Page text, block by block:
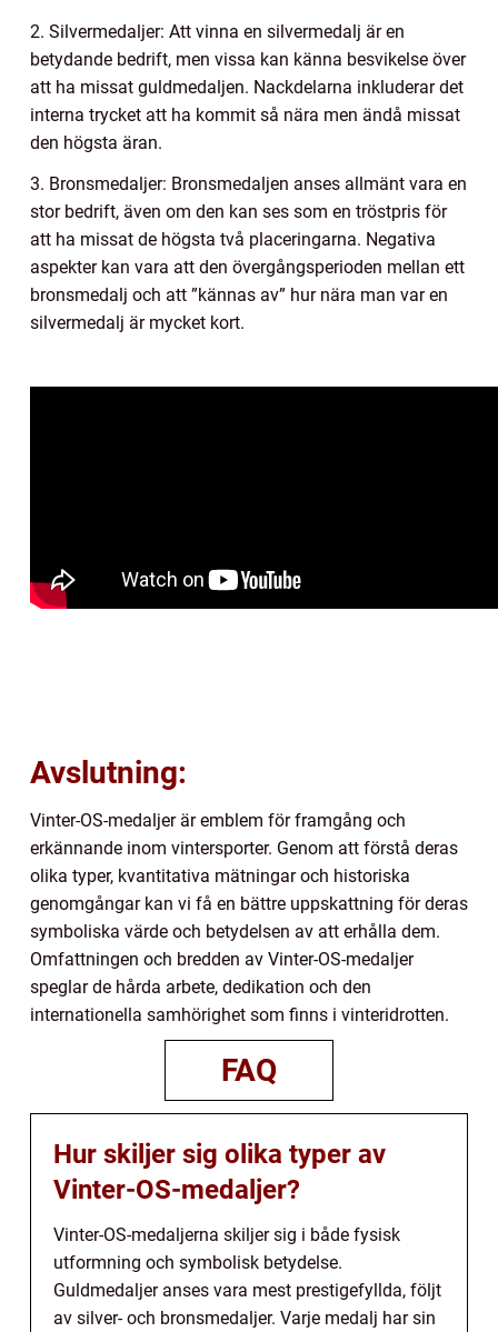
2. Silvermedaljer: Att vinna en silvermedalj är en
betydande bedrift, men vissa kan känna besvikelse över
att ha missat guldmedaljen. Nackdelarna inkluderar det
interna trycket att ha kommit så nära men ändå missat
den högsta äran.
3. Bronsmedaljer: Bronsmedaljen anses allmänt vara en
stor bedrift, även om den kan ses som en tröstpris för
att ha missat de högsta två placeringarna. Negativa
aspekter kan vara att den övergångsperioden mellan ett
bronsmedalj och att ”kännas av” hur nära man var en
silvermedalj är mycket kort.
Avslutning:
Vinter-OS-medaljer är emblem för framgång och
erkännande inom vintersporter. Genom att förstå deras
olika typer, kvantitativa mätningar och historiska
genomgångar kan vi få en bättre uppskattning för deras
symboliska värde och betydelsen av att erhålla dem.
Omfattningen och bredden av Vinter-OS-medaljer
speglar de hårda arbete, dedikation och den
internationella samhörighet som finns i vinteridrotten.
FAQ
Hur skiljer sig olika typer av
Vinter-OS-medaljer?
Vinter-OS-medaljerna skiljer sig i både fysisk
utformning och symbolisk betydelse.
Guldmedaljer anses vara mest prestigefyllda, följt
av silver- och bronsmedaljer. Varje medalj har sin